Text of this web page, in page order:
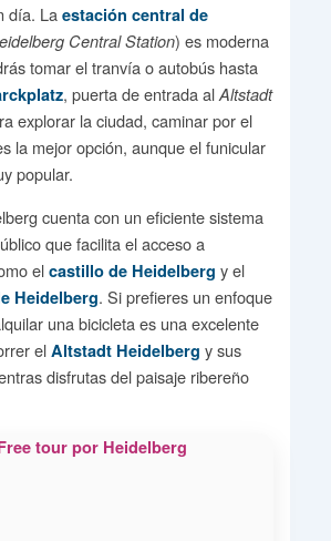
día. Laestación central de
Central Station) es moderna
tomar el tranvía o autobús hasta
, puerta de entrada al Altstadt
explorar la ciudad, caminar por el
la mejor opción, aunque el funicular
popular.
cuenta con un eficiente sistema
que facilita el acceso a
el castillo de Heidelberg y el
Heidelberg. Si prefieres un enfoque
una bicicleta es una excelente
elAltstadt Heidelberg y sus
disfrutas del paisaje ribereño